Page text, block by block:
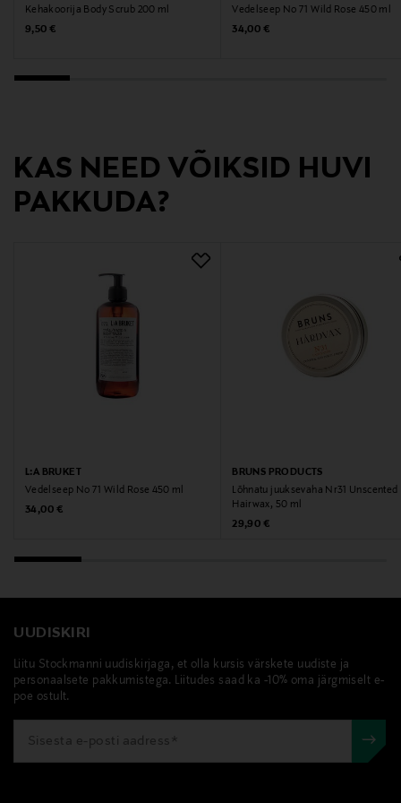
Jah
Ajan tasalla oleva ainesosalista löytyy pakkauksesta!
Levulinate, Glyceryl Caprylate, Sodium Anisate
Valmistaja tootenumber
Tootja aadress
Miraz, Ahertajankatu 19, 33720 Tampere, Finland
vegan kuumakaitse, juukselakk,Kuumakaitsesprei
Kehakoorija Body Scrub 200 ml
Original Price
9,50 €
Vedelseep No 71 Wild Rose 450 ml
Original Price
34,00 €
KAS NEED VÕIKSID HUVI
PAKKUDA?
L:A BRUKET
Vedelseep No 71 Wild Rose 450 ml
Original Price
34,00 €
BRUNS PRODUCTS
Lõhnatu juuksevaha Nr31 Unscented
Hairwax, 50 ml
Original Price
29,90 €
UUDISKIRI
Liitu Stockmanni uudiskirjaga, et olla kursis värskete uudiste ja
personaalsete pakkumistega. Liitudes saad ka -10% oma järgmiselt e-
poe ostult.